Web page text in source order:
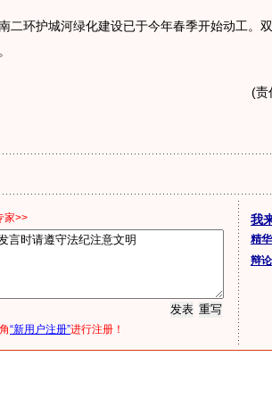
环护城河绿化建设已于今年春季开始动工。
(责
家>>
“新用户注册”进行注册！
我
精
辩